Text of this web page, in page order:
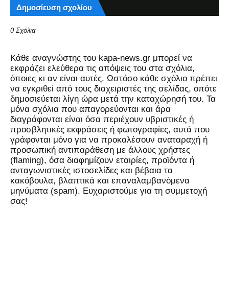
Δημοσίευση σχολίου
0 Σχόλια
Kάθε αναγνώστης του kapa-news.gr μπορεί να
εκφράζει ελεύθερα τις απόψεις του στα σχόλια,
όποιες κι αν είναι αυτές. Ωστόσο κάθε σχόλιο πρέπει
να εγκριθεί από τους διαχειριστές της σελίδας, οπότε
δημοσιεύεται λίγη ώρα μετά την καταχώρησή του. Τα
μόνα σχόλια που απαγορεύονται και άρα
διαγράφονται είναι όσα περιέχουν υβριστικές ή
προσβλητικές εκφράσεις ή φωτογραφίες, αυτά που
γράφονται μόνο για να προκαλέσουν αναταραχή ή
προσωπική αντιπαράθεση με άλλους χρήστες
(flaming), όσα διαφημίζουν εταιρίες, προϊόντα ή
ανταγωνιστικές ιστοσελίδες και βέβαια τα
κακόβουλα, βλαπτικά και επαναλαμβανόμενα
μηνύματα (spam). Ευχαριστούμε για τη συμμετοχή
σας!